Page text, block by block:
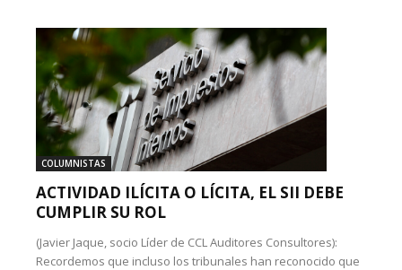
COLUMNISTAS
ACTIVIDAD ILÍCITA O LÍCITA, EL SII DEBE
CUMPLIR SU ROL
(Javier Jaque, socio Líder de CCL Auditores Consultores):
Recordemos que incluso los tribunales han reconocido que